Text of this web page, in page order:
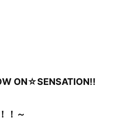
ON☆SENSATION!!
！～